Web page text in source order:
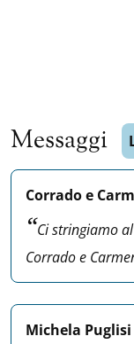
Messaggi
Corrado e
Ci stringiamo
Corrado e
Michela Puglisi